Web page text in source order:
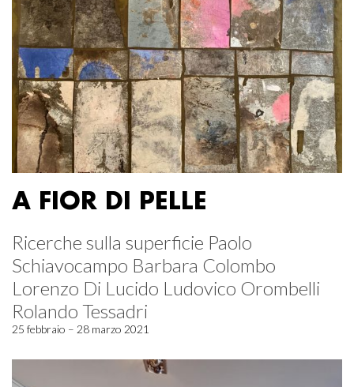
A FIOR DI PELLE
Ricerche sulla superficie Paolo
Schiavocampo Barbara Colombo
Lorenzo Di Lucido Ludovico Orombelli
Rolando Tessadri
25 febbraio – 28 marzo 2021